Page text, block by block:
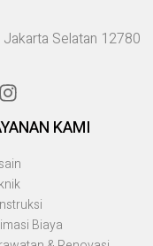
Selatan 12780
KAMI
Biaya